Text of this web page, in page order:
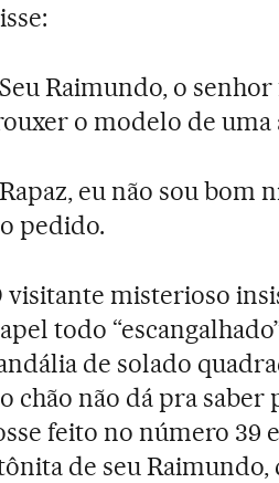
Raimundo, o senhor
o modelo de uma
eu não sou bom
pedido.
visitante misterioso
todo
de solado
chão não dá pra saber
feito no número 39
de seu Raimundo,